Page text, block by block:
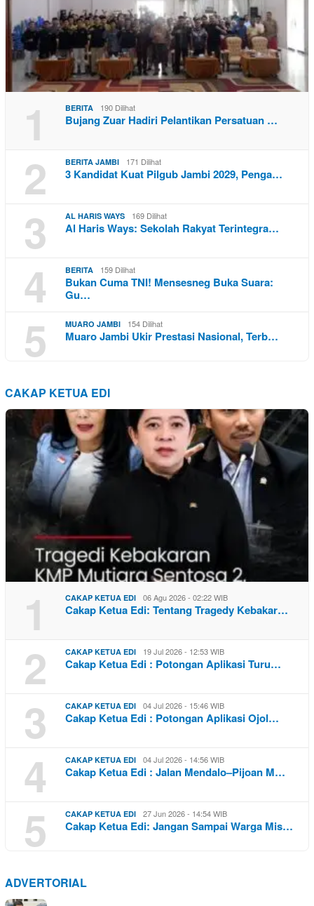
1 BERITA 190 Dilihat
Bujang Zuar Hadiri Pelantikan Persatuan …
2 BERITA JAMBI 171 Dilihat
3 Kandidat Kuat Pilgub Jambi 2029, Penga…
3 AL HARIS WAYS 169 Dilihat
Al Haris Ways: Sekolah Rakyat Terintegra…
4 BERITA 159 Dilihat
Bukan Cuma TNI! Mensesneg Buka Suara:
Gu…
5 MUARO JAMBI 154 Dilihat
Muaro Jambi Ukir Prestasi Nasional, Terb…
CAKAP KETUA EDI
1 CAKAP KETUA EDI 06 Agu 2026 - 02:22 WIB
Cakap Ketua Edi: Tentang Tragedy Kebakar…
2 CAKAP KETUA EDI 19 Jul 2026 - 12:53 WIB
Cakap Ketua Edi : Potongan Aplikasi Turu…
3 CAKAP KETUA EDI 04 Jul 2026 - 15:46 WIB
Cakap Ketua Edi : Potongan Aplikasi Ojol…
4 CAKAP KETUA EDI 04 Jul 2026 - 14:56 WIB
Cakap Ketua Edi : Jalan Mendalo–Pijoan M…
5 CAKAP KETUA EDI 27 Jun 2026 - 14:54 WIB
Cakap Ketua Edi: Jangan Sampai Warga Mis…
ADVERTORIAL